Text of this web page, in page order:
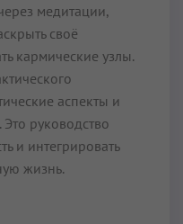
медитации,
своё
кармические узлы.
аспекты и
руководство
и интегрировать
жизнь.